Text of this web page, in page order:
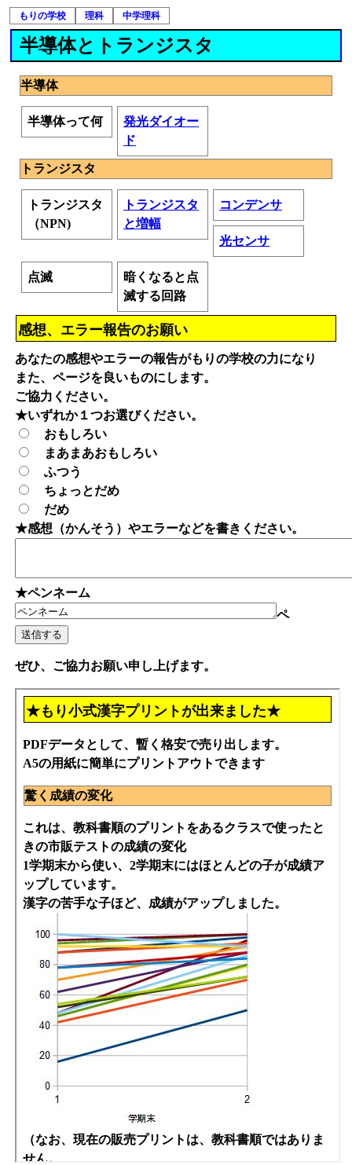
もりの学校 理科 中学理科
半導体とトランジスタ
半導体
半導体って何
発光ダイオー
ド
トランジスタ
トランジスタ
（NPN)
トランジスタ
と増幅
コンデンサ
光センサ
点滅
暗くなると点
滅する回路
感想、エラー報告のお願い
あなたの感想やエラーの報告がもりの学校の力になり
また、ページを良いものにします。
ご協力ください。
★いずれか１つお選びください。
おもしろい
まあまあおもしろい
ふつう
ちょっとだめ
だめ
★感想（かんそう）やエラーなどを書きください。
★ペンネーム
ペ
ぜひ、ご協力お願い申し上げます。